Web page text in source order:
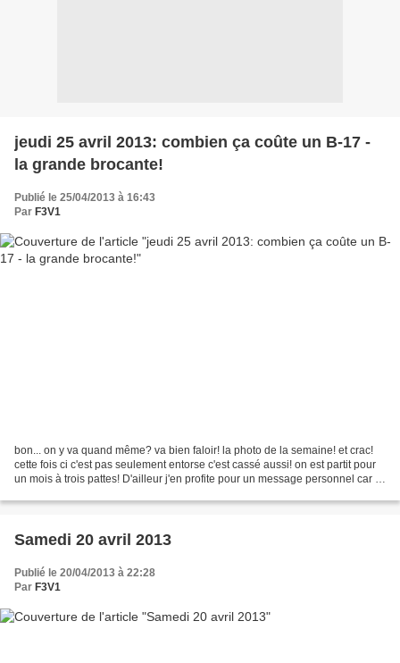
jeudi 25 avril 2013: combien ça coûte un B-17 -
la grande brocante!
Publié le 25/04/2013 à 16:43
Par F3V1
bon... on y va quand même? va bien faloir! la photo de la semaine! et crac!
cette fois ci c'est pas seulement entorse c'est cassé aussi! on est partit pour
un mois à trois pattes! D'ailleur j'en profite pour un message personnel car il
Samedi 20 avril 2013
Publié le 20/04/2013 à 22:28
Par F3V1